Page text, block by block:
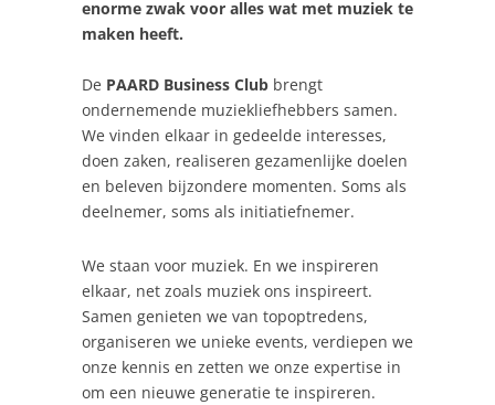
enorme zwak voor alles wat met muziek te
maken heeft.
De PAARD Business Club brengt
ondernemende muziekliefhebbers samen.
We vinden elkaar in gedeelde interesses,
doen zaken, realiseren gezamenlijke doelen
en beleven bijzondere momenten. Soms als
deelnemer, soms als initiatiefnemer.
We staan voor muziek. En we inspireren
elkaar, net zoals muziek ons inspireert.
Samen genieten we van topoptredens,
organiseren we unieke events, verdiepen we
onze kennis en zetten we onze expertise in
om een nieuwe generatie te inspireren.